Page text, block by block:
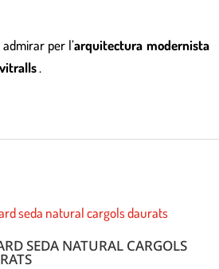
per l’arquitectura modernista
vitralls.
SEDA NATURAL CARGOLS